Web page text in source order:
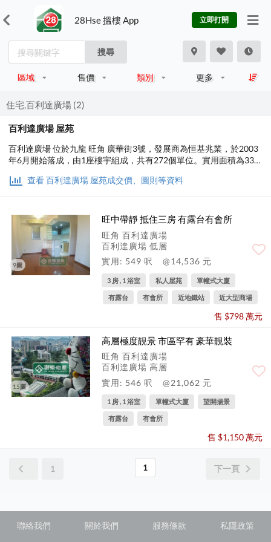
28Hse 搵樓 App 立即打開
搜尋
區域 售價 類別 更多
住宅,百利達廣場 (2)
百利達廣場 屋苑
百利達廣場 位於九龍 旺角 廣華街3號，發展商為恒基兆業，於2003
年6月開始落成，由1座樓宇組成，共有272個單位。實用面積為330
健、基座商場；交通便利，步行至港鐵時間約7分鐘，小學校網在32
查看 百利達廣場 屋苑成交價、圖則等資料
9圖
旺中帶靜 抵住三房 有露台有會所
旺角 百利達廣場
百利達廣場 低層
實用: 549 呎
@14,536 元
3 房 , 1 浴室 私人屋苑 單幢式大廈
有露台 有會所 近地鐵站 近大型商場
售 $798 萬元
15圖
高層極度靚景 市區罕有 豪華靚裝
旺角 百利達廣場
百利達廣場 高層
實用: 546 呎
@21,062 元
1 房 , 1 浴室 單幢式大廈 望開揚景
有露台 有會所
售 $1,150 萬元
1 1 下一頁
聯絡我們 關於我們 服務條款 私隱政策